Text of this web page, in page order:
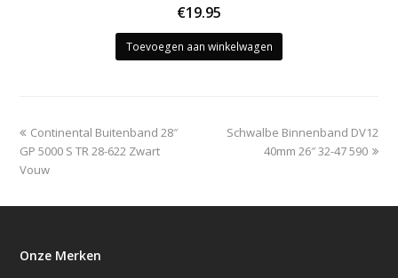
€19.95
Toevoegen aan winkelwagen
previous
post:
Continental Buitenband 28″
GP 5000 S TR 28-622 Zwart
Vouw
next
Schwalbe Binnenband DV12
40mm 26″ 32-47 590
Onze Merken